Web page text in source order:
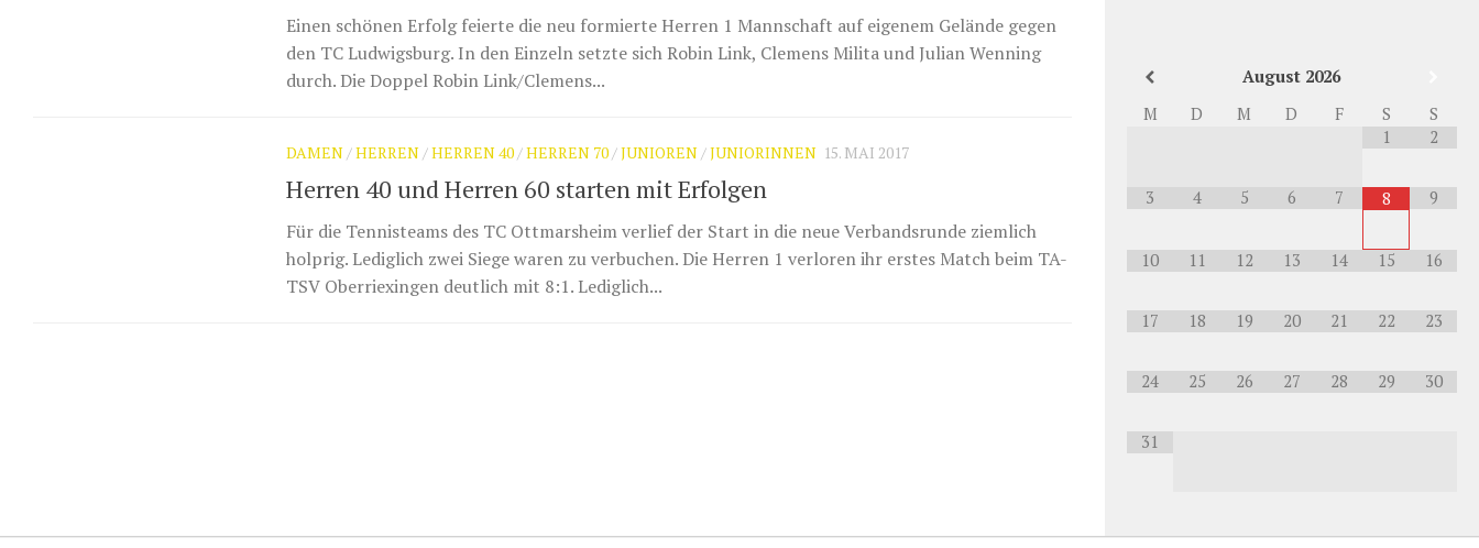
Einen schönen Erfolg feierte die neu formierte Herren 1 Mannschaft auf eigenem Gelände gegen
den TC Ludwigsburg. In den Einzeln setzte sich Robin Link, Clemens Milita und Julian Wenning
durch. Die Doppel Robin Link/Clemens...
DAMEN /HERREN /HERREN 40 /HERREN 70 /JUNIOREN /JUNIORINNEN 15. MAI 2017
Herren 40 und Herren 60 starten mit Erfolgen
Für die Tennisteams des TC Ottmarsheim verlief der Start in die neue Verbandsrunde ziemlich
holprig. Lediglich zwei Siege waren zu verbuchen. Die Herren 1 verloren ihr erstes Match beim TA-
TSV Oberriexingen deutlich mit 8:1. Lediglich...
August 2026
M
D M D F S
S
1
2
3 4 5 6 7 8 9
10 11 12 13 14 15 16
17 18 19 20 21 22 23
24 25 26 27 28 29 30
31